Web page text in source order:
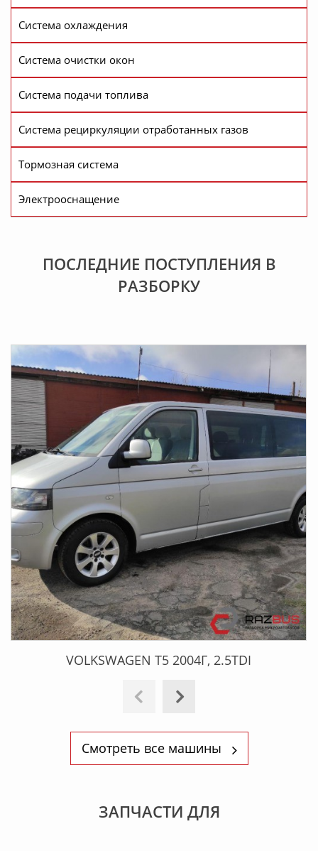
Система охлаждения
Система очистки окон
Система подачи топлива
Система рециркуляции отработанных газов
Тормозная система
Электрооснащение
ПОСЛЕДНИЕ ПОСТУПЛЕНИЯ В
РАЗБOРКУ
VOLKSWAGEN T5 2004Г, 2.5TDI
Смотреть все машины
ЗАПЧАСТИ ДЛЯ